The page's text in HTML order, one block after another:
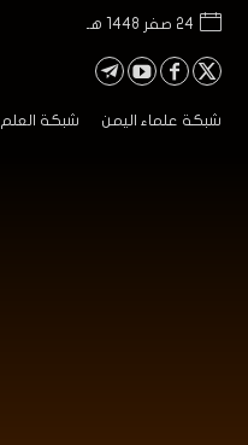
24 صفر 1448 هـ
شبكة علماء اليمن شبكة العلم